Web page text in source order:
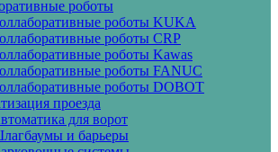
роботы
роботы KUKA
роботы CRP
роботы Kawas
роботы FANUC
роботы DOBOT
проезда
для ворот
и барьеры